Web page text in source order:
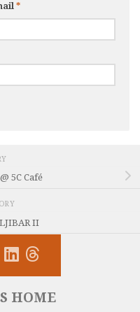
*
5C Café
II
HOME